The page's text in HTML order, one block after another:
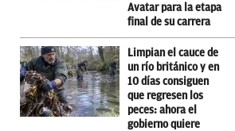
Avatar para la etapa
final de su carrera
Limpian el cauce de
un río británico y en
10 días consiguen
que regresen los
peces: ahora el
gobierno quiere